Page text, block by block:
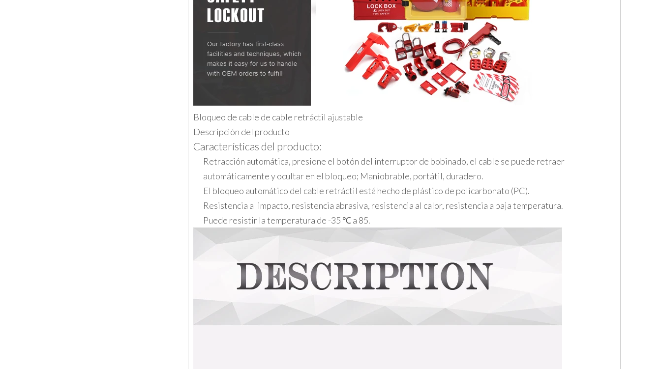
Bloqueo de cable de cable retráctil ajustable
Descripción del producto
Características del producto:
Retracción automática, presione el botón del interruptor de bobinado, el cable se puede retraer
automáticamente y ocultar en el bloqueo; Maniobrable, portátil, duradero.
El bloqueo automático del cable retráctil está hecho de plástico de policarbonato (PC).
Resistencia al impacto, resistencia abrasiva, resistencia al calor, resistencia a baja temperatura.
Puede resistir la temperatura de -35 ℃ a 85.